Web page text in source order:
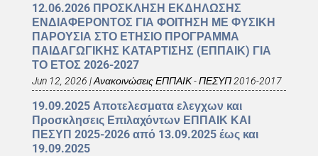
12.06.2026 ΠΡΟΣΚΛΗΣΗ ΕΚΔΗΛΩΣΗΣ
ΕΝΔΙΑΦΕΡΟΝΤΟΣ ΓΙΑ ΦΟΙΤΗΣΗ ΜΕ ΦΥΣΙΚΗ
ΠΑΡΟΥΣΙΑ ΣΤΟ ΕΤΗΣΙΟ ΠΡΟΓΡΑΜΜΑ
ΠΑΙΔΑΓΩΓΙΚΗΣ ΚΑΤΑΡΤΙΣΗΣ (ΕΠΠΑΙΚ) ΓΙΑ
ΤΟ ΕΤΟΣ 2026-2027
Jun 12, 2026 |Ανακοινώσεις ΕΠΠΑΙΚ - ΠΕΣΥΠ 2016-2017
19.09.2025 Αποτελεσματα ελεγχων και
Προσκλησεις Επιλαχόντων ΕΠΠΑΙΚ ΚΑΙ
ΠΕΣΥΠ 2025-2026 από 13.09.2025 έως και
19.09.2025